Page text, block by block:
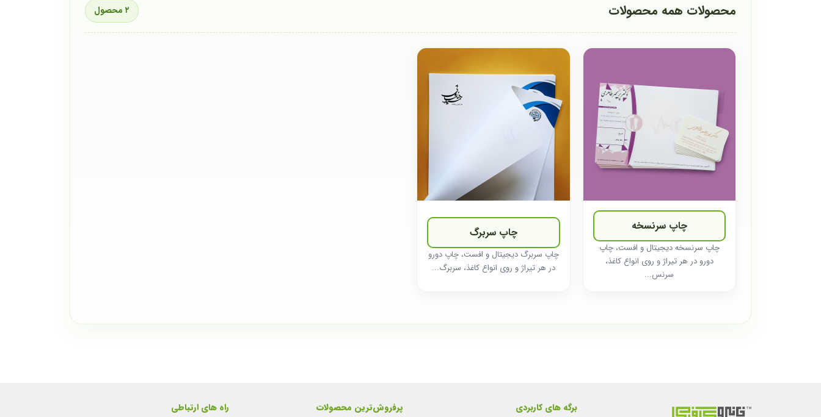
محصولات همه محصولات ۲ محصول
چاپ سرنسخه
چاپ سرنسخه دیجیتال و افست، چاپ
دورو در هر تیراژ و روی انواع کاغذ،
سرنس...
چاپ سربرگ
چاپ سربرگ دیجیتال و افست، چاپ دورو
در هر تیراژ و روی انواع کاغذ، سربرگ...
برگه های کاربردی پرفروش‌ترین محصولات راه های ارتباطی